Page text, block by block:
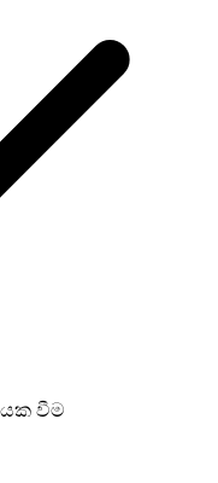
වීම